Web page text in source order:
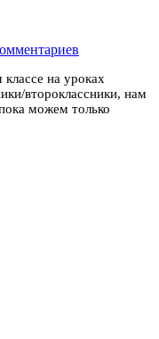
на уроках
второклассники, нам
можем только